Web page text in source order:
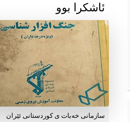
ئاشکرا بوو
سازمانی خەبات ی كوردستانی ئێران